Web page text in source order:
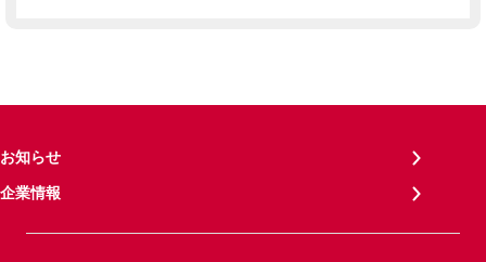
お知らせ
企業情報